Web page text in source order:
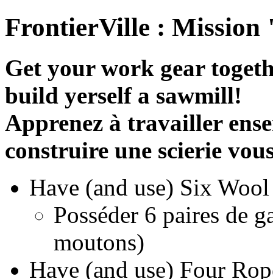
FrontierVille : Mission
Get your work gear
build yerself a sawmill!
Apprenez à travailler
construire une scierie
Have (and use) Six
Posséder 6 paires de
moutons)
Have (and use) Four